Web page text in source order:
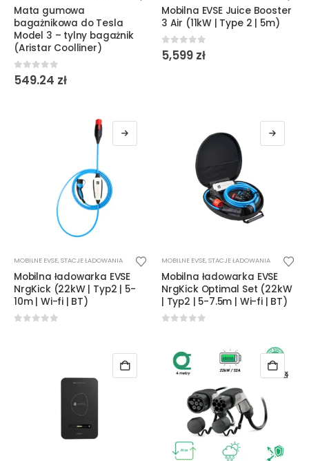
Mata gumowa
bagażnikowa do Tesla
Model 3 – tylny bagażnik
(Aristar Coolliner)
0out of 5
549.24 zł
Mobilna EVSE Juice Booster
3 Air (11kW | Type 2 | 5m)
0out of 5
5,599 zł
ma
wiele
wariantów.
MOBILNE EVSE,STACJE ŁADOWANIA
Mobilna ładowarka EVSE
NrgKick (22kW | Typ2 | 5-
10m | Wi-fi | BT)
ma
wiele
wariantów.
wybrać
stronie
produktu
MOBILNE EVSE,STACJE ŁADOWANIA
Mobilna ładowarka EVSE
NrgKick Optimal Set (22kW
| Typ2 | 5-7.5m | Wi-fi | BT)